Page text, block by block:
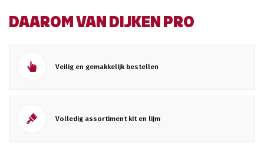
DAAROM VAN DIJKEN PRO
Veilig en gemakkelijk bestellen
Volledig assortiment kit en lijm